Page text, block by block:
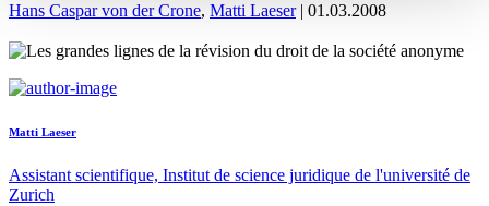
Hans Caspar von der Crone, Matti Laeser| 01.03.2008
Matti Laeser
Assistant scientifique, Institut de science juridique de l'université de
Zurich